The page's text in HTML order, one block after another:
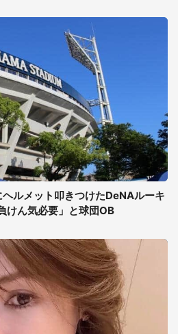
ルメット叩きつけたDeNAルーキ
けん気必要」と球団OB